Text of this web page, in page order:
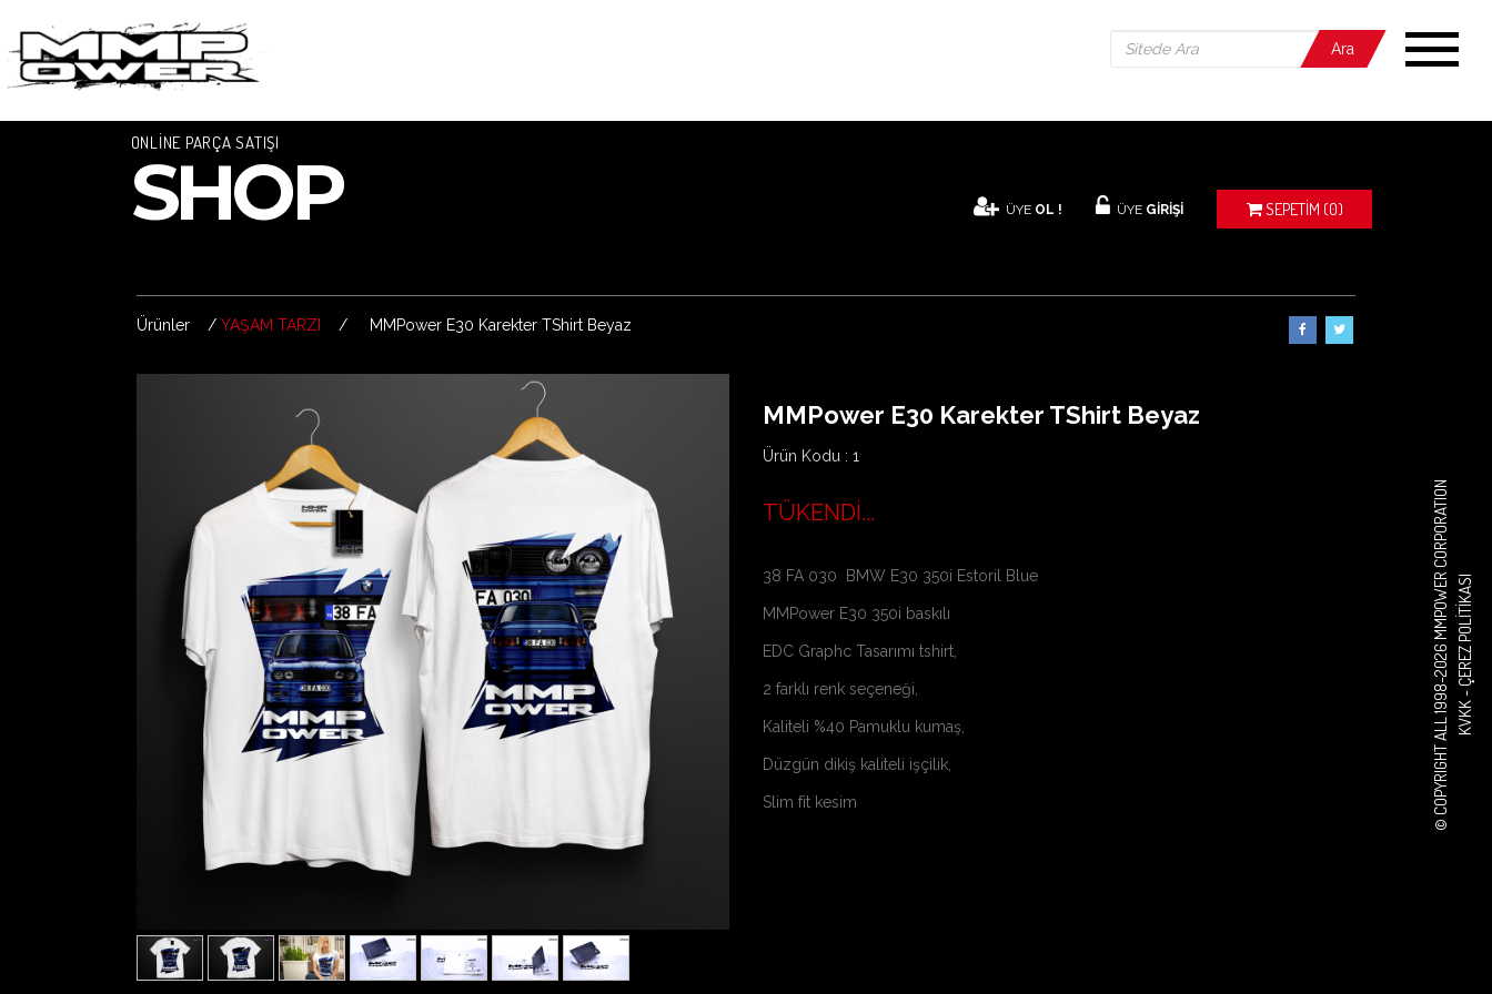
Ara
© COPYRIGHT ALL 1998-2026 MMPOWER CORPORATION KVKK -
ÇEREZ POLITIKASI
ONLİNE PARÇA SATIŞI
SHOP SEPETIM (0)
ÜYE GİRİŞİ
ÜYE OL !
Ürünler / YAŞAM TARZI / MMPower E30 Karekter TShirt Beyaz
MMPower E30 Karekter TShirt Beyaz
Ürün Kodu : 1
TÜKENDİ...
38 FA 030 BMW E30 350i Estoril Blue
MMPower E30 350i baskılı
EDC Graphc Tasarımı tshirt,
2 farklı renk seçeneği,
Kaliteli %40 Pamuklu kumaş,
Düzgün dikiş kaliteli işçilik,
Slim fit kesim